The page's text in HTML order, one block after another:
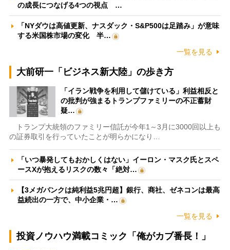
の成長につなげる4つの視点 …
「NYダウは高値更新、ナスダック・S&P500は足踏み」が意味
する米国株市場の変化 半…
一覧を見る
大前研一「ビジネス新大陸」の歩き方
「イラン戦争を利用して儲けている」利益相反と
の批判が強まるトランプファミリーの不正蓄財
疑…
トランプ大統領のファミリー信託が今年1～3月に3000回以上も
の証券取引を行っていたことが明らかになり…
「いつ暴発してもおかしくはない」イーロン・マスク氏とスペ
ースXが抱えるリスクの数々「絶対…
【3メガバンクは純利益5兆円超】銀行、商社、ゼネコンは最高
益続出の一方で、中小企業・…
一覧を見る
投資ノウハウ満載コミック「俺がカブ番長！」